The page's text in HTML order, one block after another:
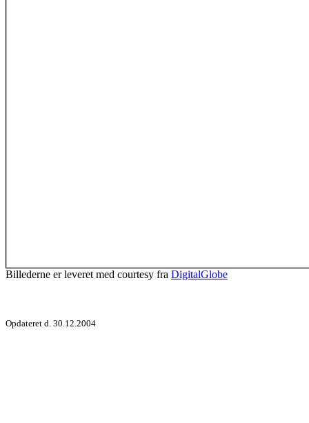
Billederne er leveret med courtesy fra DigitalGlobe
Opdateret d. 30.12.2004